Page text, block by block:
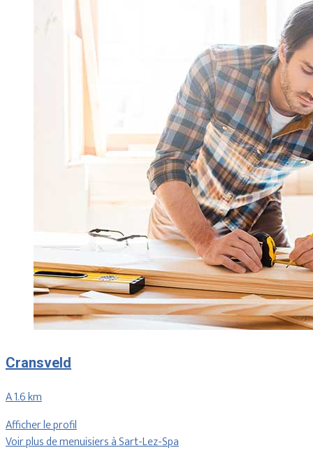
Cransveld
A 1.6 km
Afficher le profil
Voir plus de menuisiers à Sart-Lez-Spa